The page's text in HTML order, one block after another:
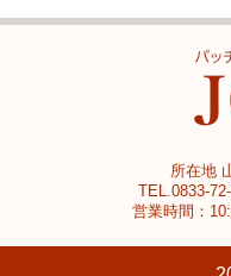
所在地
TEL.0833-
営業時間：